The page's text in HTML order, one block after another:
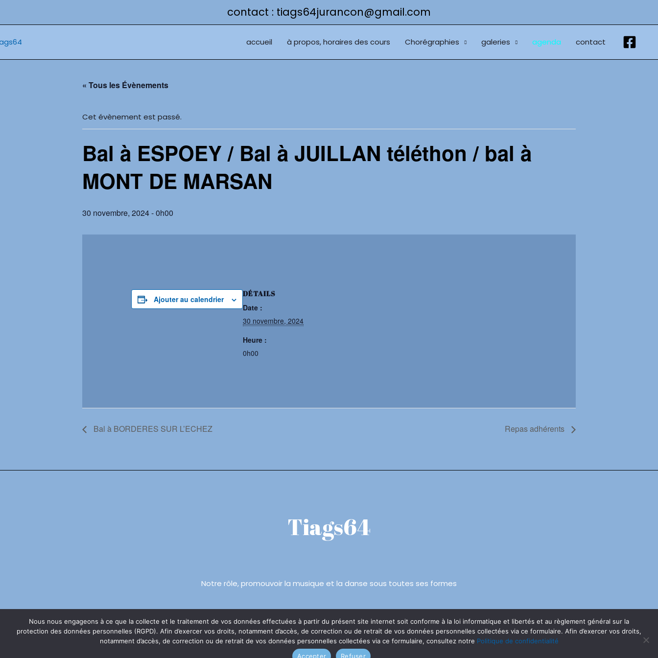
contact : tiags64jurancon@gmail.com
accueil à propos, horaires des cours Chorégraphies galeries agenda contact
« Tous les Évènements
Cet évènement est passé.
Bal à ESPOEY / Bal à JUILLAN téléthon / bal à
MONT DE MARSAN
30 novembre, 2024 - 0h00
Ajouter au calendrier
DÉTAILS
Date :
30 novembre, 2024
Heure :
0h00
Bal à BORDERES SUR L’ECHEZ Repas adhérents
Tiags64
Notre rôle, promouvoir la musique et la danse sous toutes ses formes
Mentions légales
Politique de
confidentialité
© 2026 tiags64
Réalisé par Alain
Manaut
Nous nous engageons à ce que la collecte et le traitement de vos données effectuées à partir du présent site internet soit conforme à la loi informatique et libertés et au règlement général sur la
protection des données personnelles (RGPD). Afin d’exercer vos droits, notamment d’accès, de correction ou de retrait de vos données personnelles collectées via ce formulaire. Afin d’exercer vos droits,
notamment d’accès, de correction ou de retrait de vos données personnelles collectées via ce formulaire, consultez notre Politique de confidentialité
Accepter
Refuser